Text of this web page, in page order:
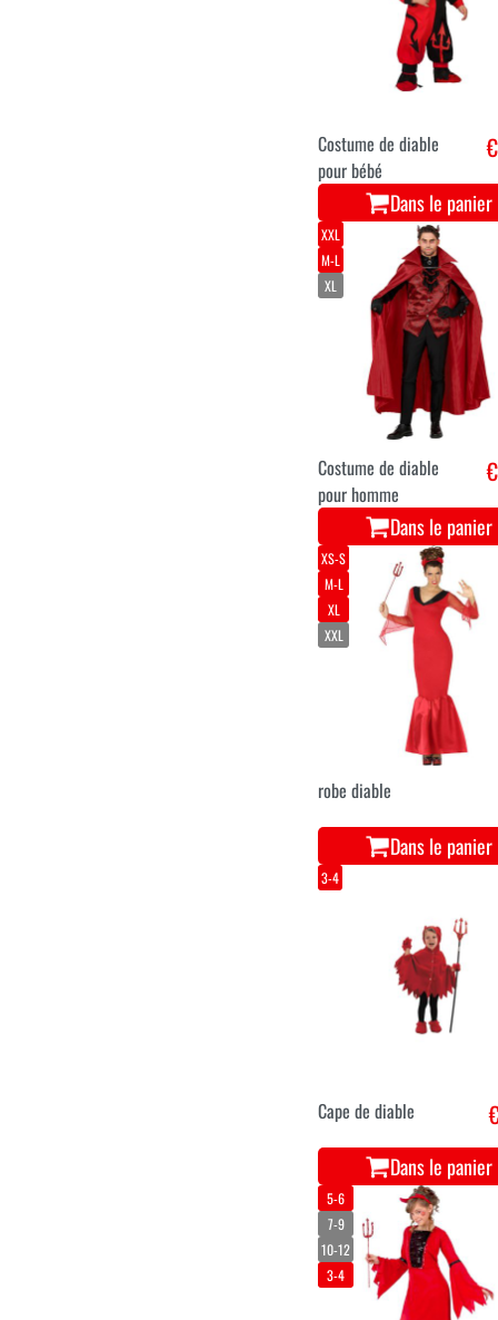
Costume de diable
pour bébé
Dans le panier
XXL
M-L
XL
Costume de diable
pour homme
Dans le panier
XS-S
M-L
XL
XXL
robe diable
Dans le panier
3-4
Cape de diable
Dans le panier
5-6
7-9
10-12
3-4